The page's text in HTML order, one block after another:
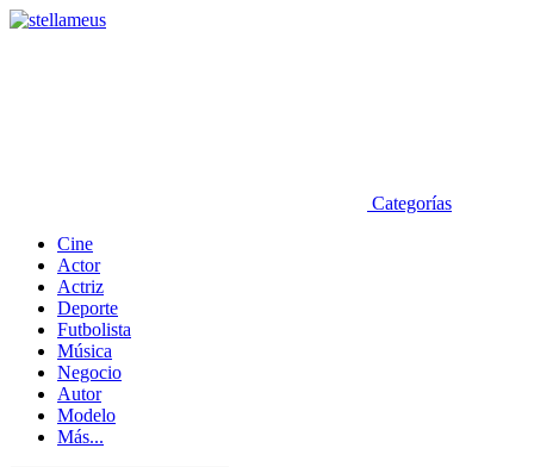
Categorías
Cine
Actor
Actriz
Deporte
Futbolista
Música
Negocio
Autor
Modelo
Más...